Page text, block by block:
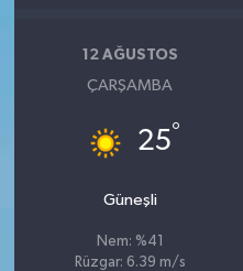
12 AĞUSTOS
ÇARŞAMBA
25°
Güneşli
Nem: %41
Rüzgar: 6.39 m/s